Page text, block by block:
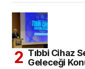
Tıbbi Cihaz
Geleceği